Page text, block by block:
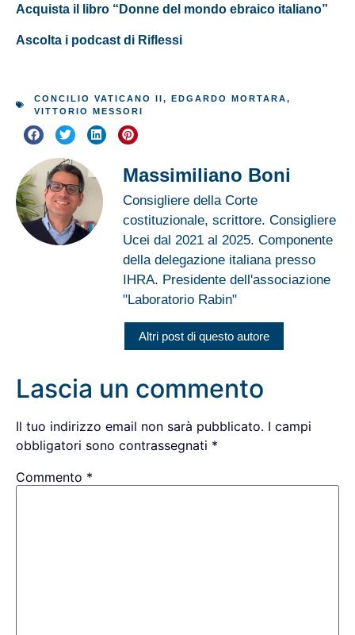
Acquista il libro “Donne del mondo ebraico italiano”
Ascolta i podcast di Riflessi
CONCILIO VATICANO II, EDGARDO MORTARA,
VITTORIO MESSORI
Massimiliano Boni
Consigliere della Corte
costituzionale, scrittore. Consigliere
Ucei dal 2021 al 2025. Componente
della delegazione italiana presso
IHRA. Presidente dell'associazione
"Laboratorio Rabin"
Altri post di questo autore
Lascia un commento
Il tuo indirizzo email non sarà pubblicato. I campi
obbligatori sono contrassegnati *
Commento *